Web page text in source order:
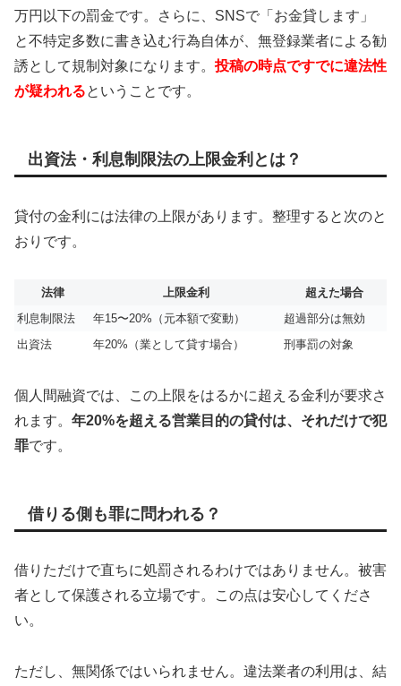
万円以下の罰金です。さらに、SNSで「お金貸します」
と不特定多数に書き込む行為自体が、無登録業者による勧
誘として規制対象になります。投稿の時点ですでに違法性
が疑われるということです。
出資法・利息制限法の上限金利とは？
貸付の金利には法律の上限があります。整理すると次のと
おりです。
法律 上限金利
超えた場合
利息制限法
年15〜20%（元本額で変動）
超過部分は無効
出資法
年20%（業として貸す場合） 刑事罰の対象
個人間融資では、この上限をはるかに超える金利が要求さ
れます。 年20%を超える営業目的の貸付は、それだけで犯
罪です。
借りる側も罪に問われる？
借りただけで直ちに処罰されるわけではありません。被害
者として保護される立場です。この点は安心してくださ
い。
ただし、無関係ではいられません。違法業者の利用は、結